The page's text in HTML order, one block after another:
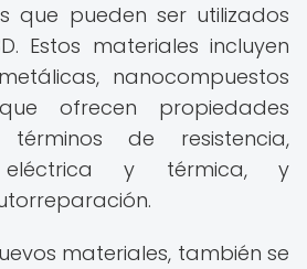
que pueden ser utilizados
Estos materiales incluyen
nanocompuestos
ofrecen propiedades
de resistencia,
eléctrica y térmica, y
materiales, también se